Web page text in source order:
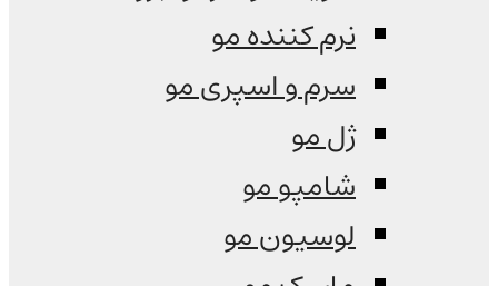
نرم کننده مو
سرم و اسپری مو
ژل مو
شامپو مو
لوسیون مو